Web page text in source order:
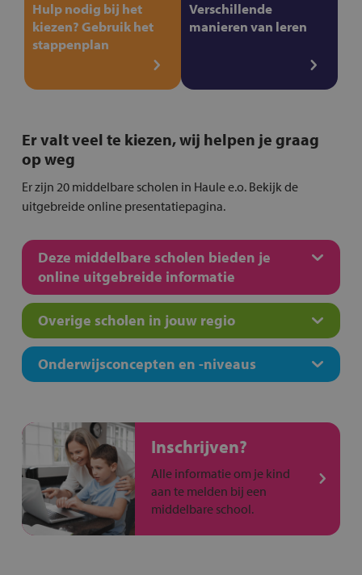
Hulp nodig bij het
kiezen? Gebruik het
stappenplan
Verschillende
manieren van leren
Er valt veel te kiezen, wij helpen je graag
op weg
Er zijn 20 middelbare scholen in Haule e.o. Bekijk de
uitgebreide online presentatiepagina.
Deze middelbare scholen bieden je
online uitgebreide informatie
Overige scholen in jouw regio
Onderwijsconcepten en -niveaus
Inschrijven?
Alle informatie om je kind
aan te melden bij een
middelbare school.